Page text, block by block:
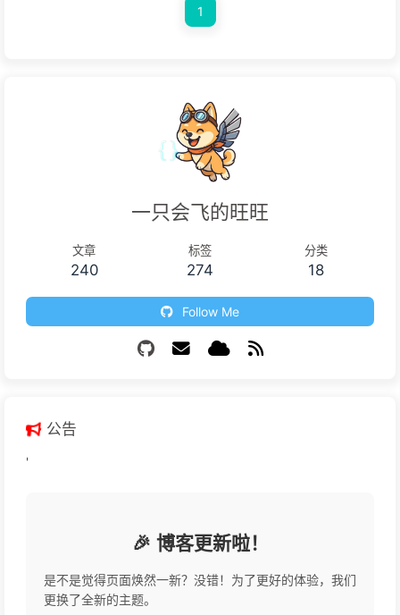
1
一只会飞的旺旺
文章
240
标签
274
分类
18
Follow Me
公告
'
🎉 博客更新啦！
是不是觉得页面焕然一新？没错！为了更好的体验，我们
更换了全新的主题。